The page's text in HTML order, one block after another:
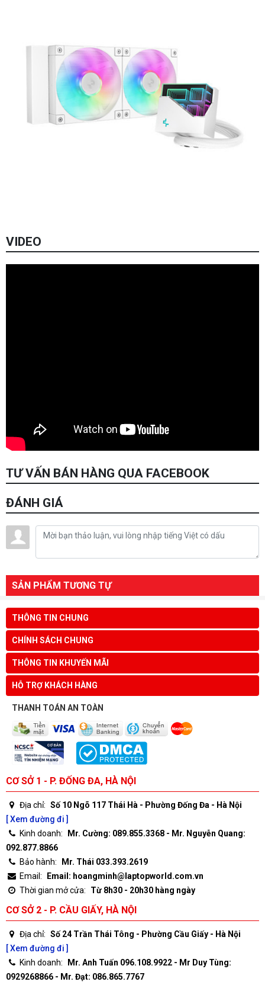
VIDEO
TƯ VẤN BÁN HÀNG QUA FACEBOOK
ĐÁNH GIÁ
SẢN PHẨM TƯƠNG TỰ
THÔNG TIN CHUNG
CHÍNH SÁCH CHUNG
THÔNG TIN KHUYẾN MÃI
HỖ TRỢ KHÁCH HÀNG
THANH TOÁN AN TOÀN
CƠ SỞ 1 - P. ĐỐNG ĐA, HÀ NỘI
Địa chỉ: Số 10 Ngõ 117 Thái Hà - Phường Đống Đa - Hà Nội
[ Xem đường đi ]
Kinh doanh:
Mr. Cường: 089.855.3368 - Mr. Nguyễn Quang:
092.877.8866
Bảo hành:
Mr. Thái 033.393.2619
Email:
Email: hoangminh@laptopworld.com.vn
Thời gian mở cửa:
Từ 8h30 - 20h30 hàng ngày
CƠ SỞ 2 - P. CẦU GIẤY, HÀ NỘI
Địa chỉ: Số 24 Trần Thái Tông - Phường Cầu Giấy - Hà Nội
[ Xem đường đi ]
Kinh doanh:
Mr. Anh Tuấn 096.108.9922 - Mr Duy Tùng:
0929268866 - Mr. Đạt: 086.865.7767